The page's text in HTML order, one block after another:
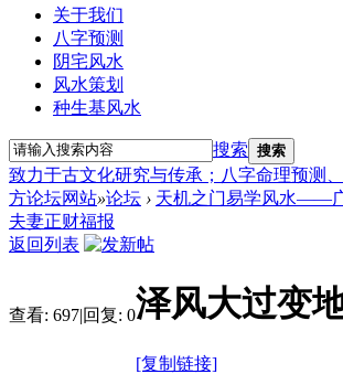
关于我们
八字预测
阴宅风水
风水策划
种生基风水
搜索 搜索
致力于古文化研究与传承；八字命理预测
方论坛网站»论坛 › 天机之门易学风水——
夫妻正财福报
返回列表
查看: 697|回复: 0泽风大过变
[复制链接]